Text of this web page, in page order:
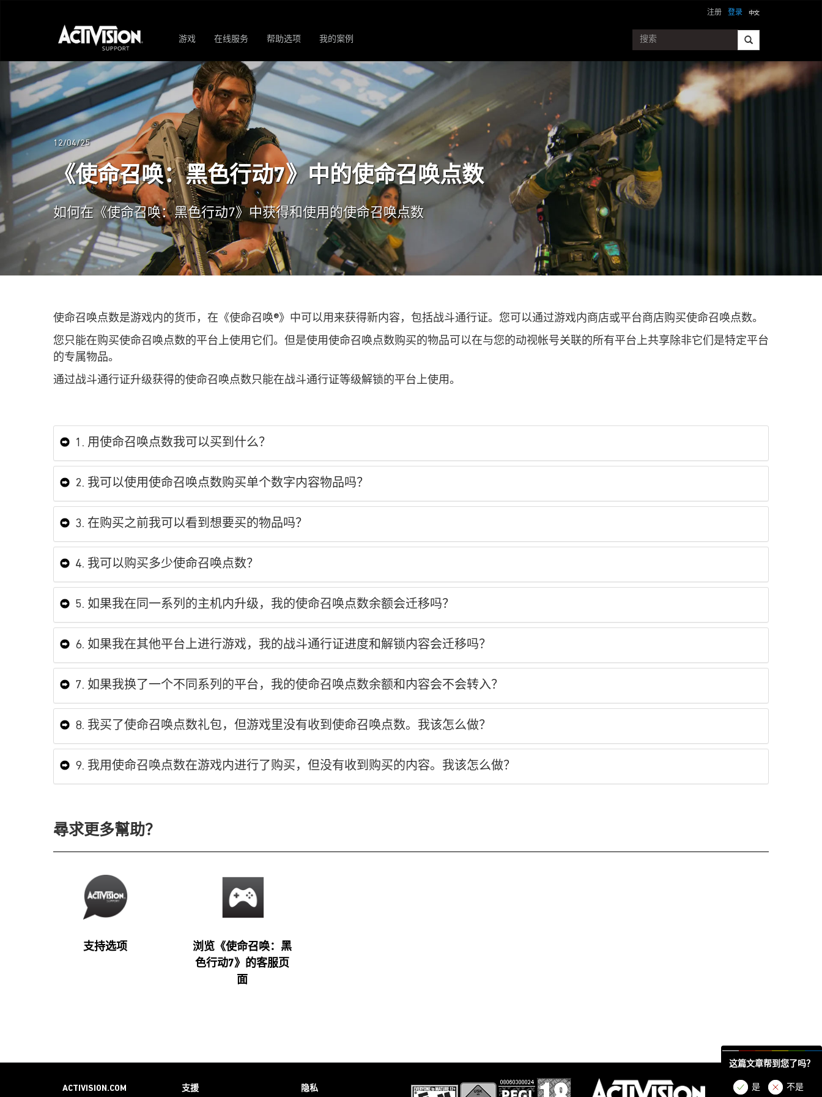
登录
注册
游戏 在线服务 帮助选项 我的案例
这篇文章帮到您了吗？
是 不是
12/04/25
《使命召唤：黑色行动7》中的使命召唤点数
如何在《使命召唤：黑色行动7》中获得和使用的使命召唤点数
使命召唤点数是游戏内的货币，在《使命召唤®》中可以用来获得新内容，包括战斗通行证。您可以通过游戏内商店或平台商店购买使命召唤点数。
您只能在购买使命召唤点数的平台上使用它们。但是使用使命召唤点数购买的物品可以在与您的动视帐号关联的所有平台上共享除非它们是特定平台
的专属物品。
通过战斗通行证升级获得的使命召唤点数只能在战斗通行证等级解锁的平台上使用。
1. 用使命召唤点数我可以买到什么？
2. 我可以使用使命召唤点数购买单个数字内容物品吗？
3. 在购买之前我可以看到想要买的物品吗？
4. 我可以购买多少使命召唤点数？
5. 如果我在同一系列的主机内升级，我的使命召唤点数余额会迁移吗？
6. 如果我在其他平台上进行游戏，我的战斗通行证进度和解锁内容会迁移吗？
7. 如果我换了一个不同系列的平台，我的使命召唤点数余额和内容会不会转入？
8. 我买了使命召唤点数礼包，但游戏里没有收到使命召唤点数。我该怎么做？
9. 我用使命召唤点数在游戏内进行了购买，但没有收到购买的内容。我该怎么做？
尋求更多幫助？
支持选项
浏览《使命召唤：黑
色行动7》的客服页
面
ACTIVISION.COM 支援 隐私